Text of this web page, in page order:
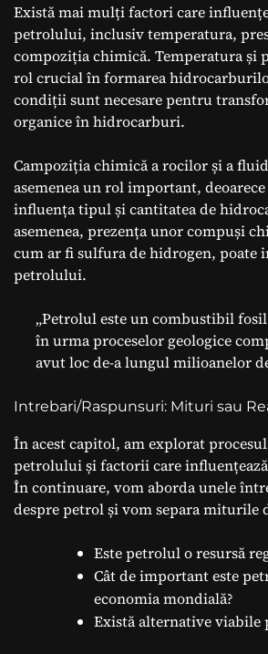
Există mai mulți factori care
petrolului, inclusiv temperatura,
compoziția chimică. Temperatura și
rol crucial în formarea
condiții sunt necesare pentru
organice în hidrocarburi.
Campoziția chimică a rocilor și a
asemenea un rol important, deoarece
influența tipul și cantitatea de
asemenea, prezența unor compuși
cum ar fi sulfura de hidrogen, poate
petrolului.
„Petrolul este un combustibil
în urma proceselor geologice
avut loc de-a lungul milioanelor
Intrebari/Raspunsuri: Mituri sau
În acest capitol, am explorat
petrolului și factorii care
În continuare, vom aborda unele
despre petrol și vom separa miturile
Este petrolul o resursă
Cât de important este
economia mondială?
Există alternative viabile